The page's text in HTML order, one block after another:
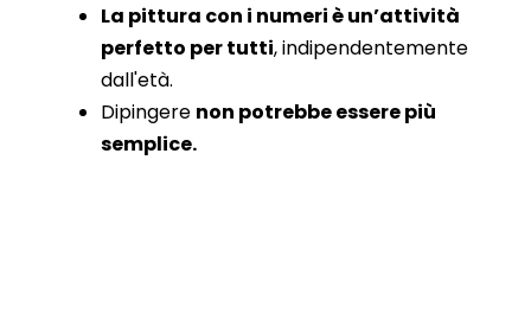
La pittura con i numeri è un’attività
perfetto per tutti, indipendentemente
dall'età.
Dipingere non potrebbe essere più
semplice.